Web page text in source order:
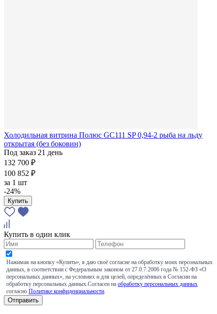
Холодильная витрина Полюс GC111 SP 0,94-2 рыба на льду
открытая (без боковин)
Под заказ 21 день
132 700 ₽
100 852 ₽
за 1 шт
-24%
Купить
Купить в один клик
Нажимая на кнопку «Купить», я даю своё согласие на обработку моих персональных
данных, в соответствии с Федеральным законом от 27.0.7.2006 года № 152-ФЗ «О
персональных данных», на условиях и для целей, определённых в Согласии на
обработку персональных данных.Согласен на обработку персональных данных
согласно Политике конфиденциальности